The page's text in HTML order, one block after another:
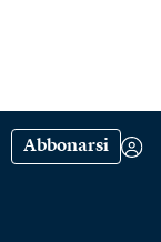
Abbonarsi